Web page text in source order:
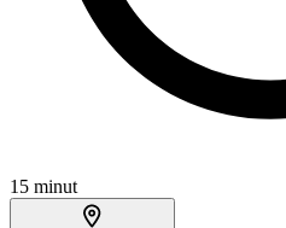
15 minut